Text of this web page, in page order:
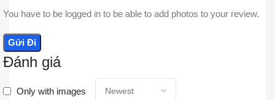
Đánh giá
Only with images
You have to be logged in to be able to add photos to your review.